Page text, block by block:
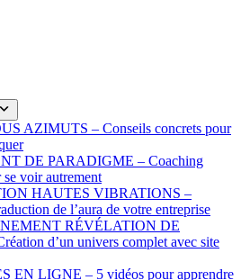
AZIMUTS – Conseils concrets pour
DE PARADIGME – Coaching
voir autrement
HAUTES VIBRATIONS –
de l’aura de votre entreprise
RÉVÉLATION DE
d’un univers complet avec site
EN LIGNE – 5 vidéos pour apprendre